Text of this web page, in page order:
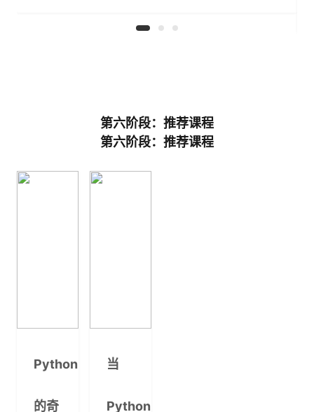
第六阶段：推荐课程
第六阶段：推荐课程
Python
的奇
当
Python